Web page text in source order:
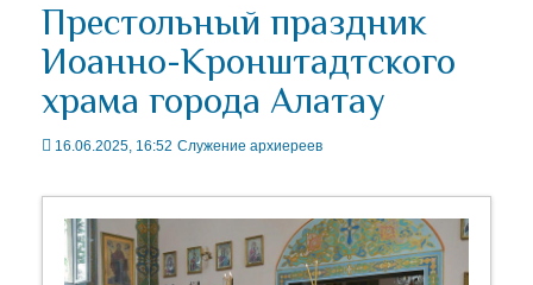
Престольный праздник
Иоанно-Кронштадтского
храма города Алатау
16.06.2025, 16:52 Служение архиереев